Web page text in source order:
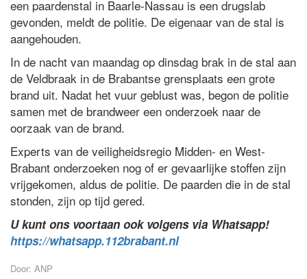
een paardenstal in Baarle-Nassau is een drugslab
gevonden, meldt de politie. De eigenaar van de stal is
aangehouden.
In de nacht van maandag op dinsdag brak in de stal aan
de Veldbraak in de Brabantse grensplaats een grote
brand uit. Nadat het vuur geblust was, begon de politie
samen met de brandweer een onderzoek naar de
oorzaak van de brand.
Experts van de veiligheidsregio Midden- en West-
Brabant onderzoeken nog of er gevaarlijke stoffen zijn
vrijgekomen, aldus de politie. De paarden die in de stal
stonden, zijn op tijd gered.
U kunt ons voortaan ook volgens via Whatsapp!
https://whatsapp.112brabant.nl
Door: ANP